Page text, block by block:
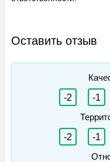
Оставить отзыв
-2
-1
-2
-1